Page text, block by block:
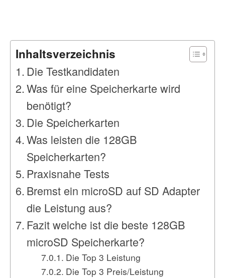
Inhaltsverzeichnis
Die Testkandidaten
Was für eine Speicherkarte wird
benötigt?
Die Speicherkarten
Was leisten die 128GB
Speicherkarten?
Praxisnahe Tests
Bremst ein microSD auf SD Adapter
die Leistung aus?
Fazit welche ist die beste 128GB
microSD Speicherkarte?
Die Top 3 Leistung
Die Top 3 Preis/Leistung